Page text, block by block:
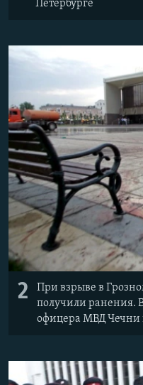
Все сайты РСЕ/РС
Петербурге
2
При взрыве в
получили ранения.
офицера МВД Чечни